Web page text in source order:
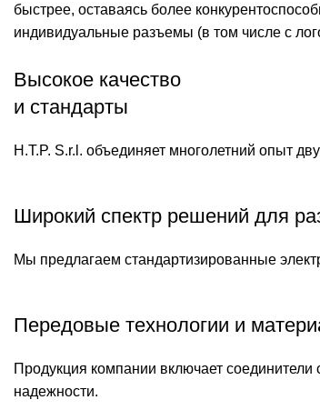
быстрее, оставаясь более
индивидуальные разъемы (в том числе с
Высокое качество
и стандарты
H.T.P. S.r.l. объединяет многолетний опыт
Широкий спектр решений для
Мы предлагаем стандартизированные
Передовые технологии и
Продукция компании включает
надежности.